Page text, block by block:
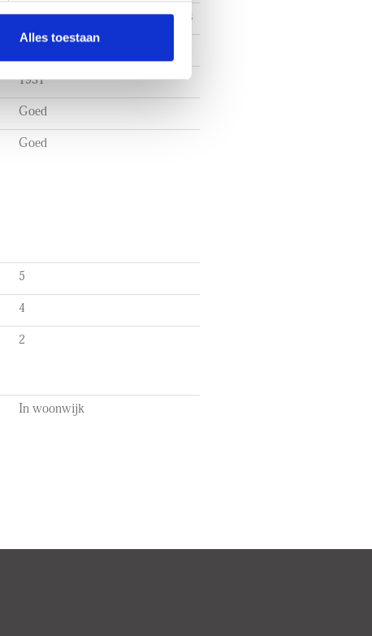
Alles toestaan
Bovenwoning, Dubbel bovenhuis
1931
Goed
Goed
5
4
2
In woonwijk